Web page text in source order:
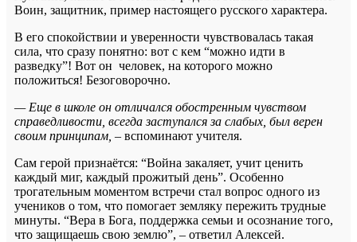
Воин, защитник, пример настоящего русского характера.
В его спокойствии и уверенности чувствовалась такая
сила, что сразу понятно: вот с кем “можно идти в
разведку”! Вот он человек, на которого можно
положиться! Безоговорочно.
— Еще в школе он отличался обостренным чувством
справедливости, всегда заступался за слабых, был верен
своим принципам, – вспоминают учителя.
Сам герой признаётся: “Война закаляет, учит ценить
каждый миг, каждый прожитый день”. Особенно
трогательным моментом встречи стал вопрос одного из
учеников о том, что помогает земляку пережить трудные
минуты. “Вера в Бога, поддержка семьи и осознание того,
что защищаешь свою землю”, – ответил Алексей.